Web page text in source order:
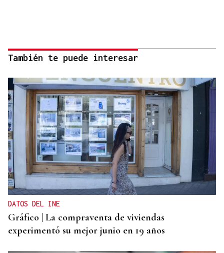
También te puede interesar
DATOS DEL INE
Gráfico | La compraventa de viviendas
experimentó su mejor junio en 19 años